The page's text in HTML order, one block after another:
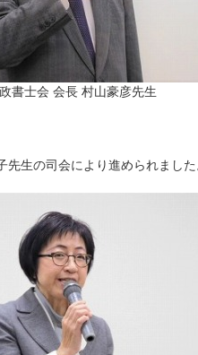
書士会 会長 村山豪彦先生
生の司会により進められました